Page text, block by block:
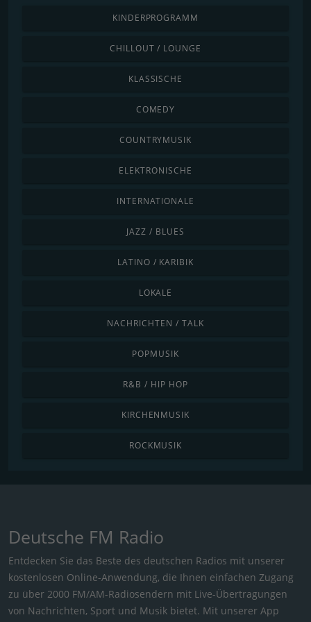
KINDERPROGRAMM
CHILLOUT / LOUNGE
KLASSISCHE
COMEDY
COUNTRYMUSIK
ELEKTRONISCHE
INTERNATIONALE
JAZZ / BLUES
LATINO / KARIBIK
LOKALE
NACHRICHTEN / TALK
POPMUSIK
R&B / HIP HOP
KIRCHENMUSIK
ROCKMUSIK
Deutsche FM Radio
Entdecken Sie das Beste des deutschen Radios mit unserer
kostenlosen Online-Anwendung, die Ihnen einfachen Zugang
zu über 2000 FM/AM-Radiosendern mit Live-Übertragungen
von Nachrichten, Sport und Musik bietet. Mit unserer App